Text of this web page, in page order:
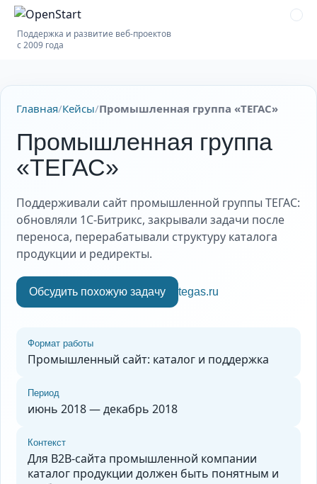
Поддержка и развитие веб-проектов
с 2009 года
Главная/Кейсы/Промышленная группа «ТЕГАС»
Промышленная группа
«ТЕГАС»
Поддерживали сайт промышленной группы ТЕГАС:
обновляли 1С-Битрикс, закрывали задачи после
переноса, перерабатывали структуру каталога
продукции и редиректы.
Обсудить похожую задачу tegas.ru
Формат работы
Промышленный сайт: каталог и поддержка
Период
июнь 2018 — декабрь 2018
Контекст
Для B2B-сайта промышленной компании
каталог продукции должен быть понятным и